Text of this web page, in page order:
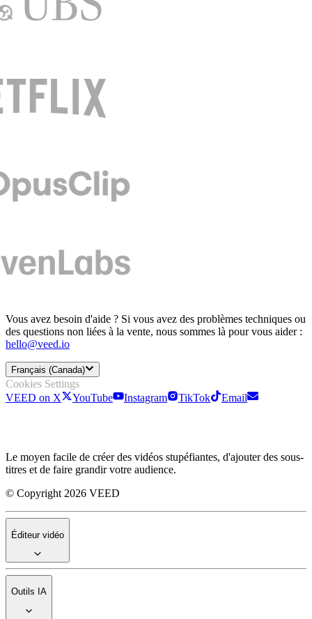
Vous avez besoin d'aide ? Si vous avez des problèmes techniques ou
des questions non liées à la vente, nous sommes là pour vous aider :
hello@veed.io
Français (Canada)
Cookies Settings
VEED on X
YouTube Instagram TikTok Email
Le moyen facile de créer des vidéos stupéfiantes, d'ajouter des sous-
titres et de faire grandir votre audience.
© Copyright 2026 VEED
Éditeur vidéo
Outils IA